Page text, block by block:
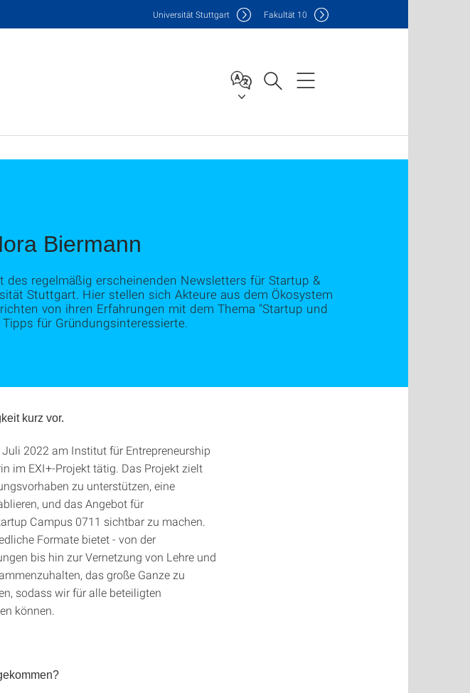
Universität Stuttgart Fakultät 10
Biermann
des regelmäßig erscheinenden Newsletters für Startup &
Stuttgart. Hier stellen sich Akteure aus dem Ökosystem
von ihren Erfahrungen mit dem Thema "Startup und
für Gründungsinteressierte.
kurz vor.
2022 am Institut für Entrepreneurship
im EXI+-Projekt tätig. Das Projekt zielt
zu unterstützen, eine
und das Angebot für
Campus 0711 sichtbar zu machen.
Formate bietet - von der
bis hin zur Vernetzung von Lehre und
das große Ganze zu
sodass wir für alle beteiligten
können.